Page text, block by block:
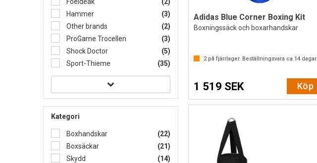
Hammer
(3)
Other brands
(2)
ProGame Trocellen
(3)
Shock Doctor
(5)
Sport-Thieme
(35)
Kategori
Boxhandskar
(22)
Boxsäckar
(21)
Skydd
(14)
Adidas Blue Corner Boxing Kit
Boxningssäck och boxarhandskar
2på fjärrlager. Beställningsvara ca.14dagar
1 519 SEK Köp